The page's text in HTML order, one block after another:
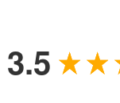
3.5